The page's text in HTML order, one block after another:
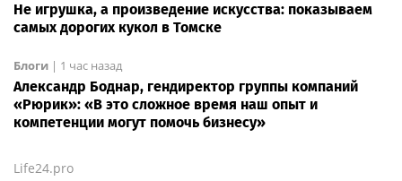
Не игрушка, а произведение искусства: показываем
самых дорогих кукол в Томске
Блоги | 1 час назад
Александр Боднар, гендиректор группы компаний
«Рюрик»: «В это сложное время наш опыт и
компетенции могут помочь бизнесу»
Life24.pro